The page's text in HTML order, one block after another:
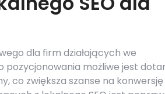
dla firm działających we
pozycjonowania możliwe jest
co zwiększa szanse na konwersję